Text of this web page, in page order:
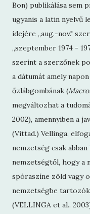
Bon) publikálása sem
ugyanis a latin nyelvű
idejére „aug.-nov."
„szeptember 1974 -
szerint a szerzőnek
a dátumát amely
őzlábgombának (
megváltozhat a
2002), amennyiben a
(Vittad.) Vellinga,
nemzetség csak
nemzetségtől, hogy a
spóraszíne zöld vagy
nemzetségbe
(VELLINGA et al..